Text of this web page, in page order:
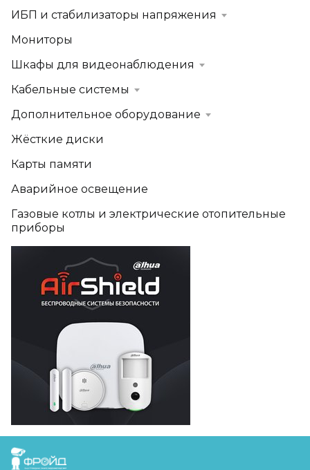
ИБП и стабилизаторы напряжения
Мониторы
Шкафы для видеонаблюдения
Кабельные системы
Дополнительное оборудование
Жёсткие диски
Карты памяти
Аварийное освещение
Газовые котлы и электрические отопительные
приборы
FreudGroup